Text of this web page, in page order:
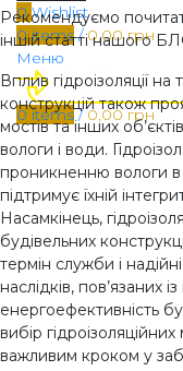
0Wishlist
0items / 0,00грн
Меню
0items / 0,00грн
Рекомендуємо
іншій статті нашого
Вплив гідроізоляції
конструкцій також
мостів та інших
вологи і води.
проникненню вологи в
підтримує їхній
Насамкінець,
будівельних
термін служби і
наслідків, пов’язаних
енергоефективність
вибір
важливим кроком у